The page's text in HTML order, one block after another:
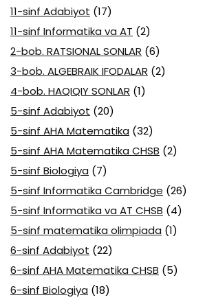
11-sinf Adabiyot (17)
11-sinf Informatika va AT (2)
2-bob. RATSIONAL SONLAR (6)
3-bob. ALGEBRAIK IFODALAR (2)
4-bob. HAQIQIY SONLAR (1)
5-sinf Adabiyot (20)
5-sinf AHA Matematika (32)
5-sinf AHA Matematika CHSB (2)
5-sinf Biologiya (7)
5-sinf Informatika Cambridge (26)
5-sinf Informatika va AT CHSB (4)
5-sinf matematika olimpiada (1)
6-sinf Adabiyot (22)
6-sinf AHA Matematika CHSB (5)
6-sinf Biologiya (18)